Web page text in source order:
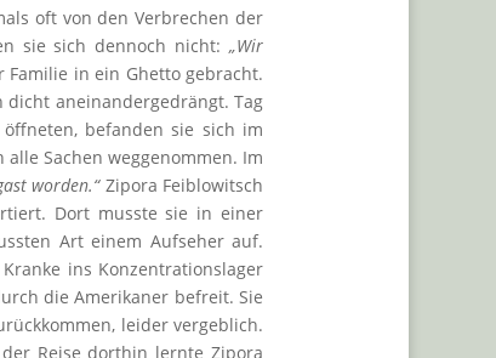
oft von den Verbrechen der
sie sich dennoch nicht: „Wir
Familie in ein Ghetto gebracht.
dicht aneinandergedrängt. Tag
befanden sie sich im
Sachen weggenommen. Im
worden.“Zipora Feiblowitsch
Dort musste sie in einer
Art einem Aufseher auf.
ins Konzentrationslager
die Amerikaner befreit. Sie
leider vergeblich.
Reise dorthin lernte Zipora